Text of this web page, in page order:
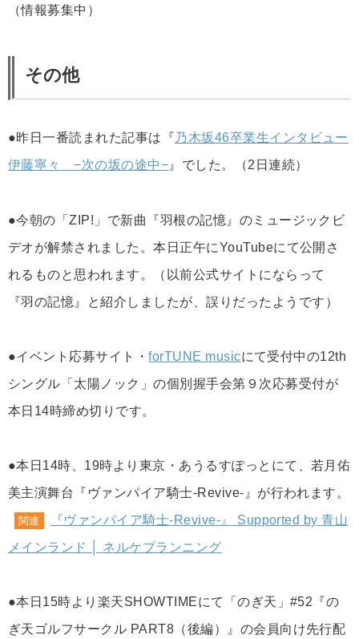
（情報募集中）
その他
●昨日一番読まれた記事は『 乃木坂46卒業生インタビュー
伊藤寧々 −次の坂の途中−』でした。（2日連続）
●今朝の「ZIP!」で新曲『羽根の記憶』のミュージックビ
デオが解禁されました。本日正午にYouTubeにて公開さ
れるものと思われます。（以前公式サイトにならって
『羽の記憶』と紹介しましたが、誤りだったようです）
●イベント応募サイト・forTUNE musicにて受付中の12th
シングル「太陽ノック」の個別握手会第９次応募受付が
本日14時締め切りです。
●本日14時、19時より東京・あうるすぽっとにて、若月佑
美主演舞台『ヴァンパイア騎士-Revive-』が行われます。
関連
『ヴァンパイア騎士-Revive-』 Supported by 青山
メインランド │ ネルケプランニング
●本日15時より楽天SHOWTIMEにて「のぎ天」#52『の
ぎ天ゴルフサークル PART8（後編）』の会員向け先行配